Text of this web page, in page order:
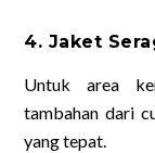
4. Jaket
Untuk area
tambahan dari
yang tepat.